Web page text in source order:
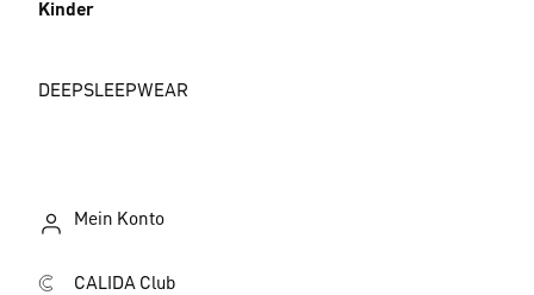
Kinder
DEEPSLEEPWEAR
Mein Konto
CALIDA Club